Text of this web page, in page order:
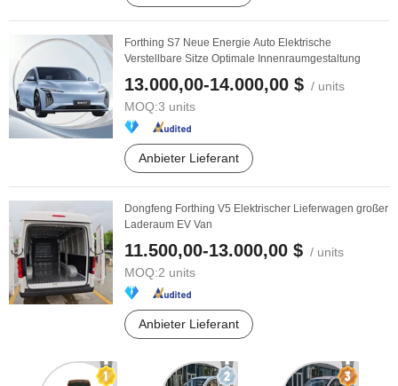
Forthing S7 Neue Energie Auto Elektrische
Verstellbare Sitze Optimale Innenraumgestaltung
13.000,00-14.000,00 $ / units
MOQ:3 units
Anbieter Lieferant
Dongfeng Forthing V5 Elektrischer Lieferwagen großer
Laderaum EV Van
11.500,00-13.000,00 $ / units
MOQ:2 units
Anbieter Lieferant